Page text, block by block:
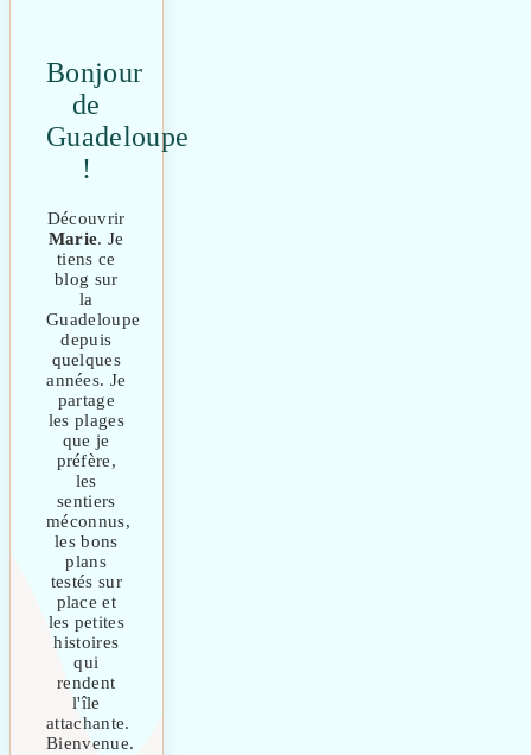
Bonjour
de
Guadeloupe
!
Découvrir
Marie. Je
tiens ce
blog sur
la
Guadeloupe
depuis
quelques
années. Je
partage
les plages
que je
préfère,
les
sentiers
méconnus,
les bons
plans
testés sur
place et
les petites
histoires
qui
rendent
l'île
attachante.
Bienvenue.